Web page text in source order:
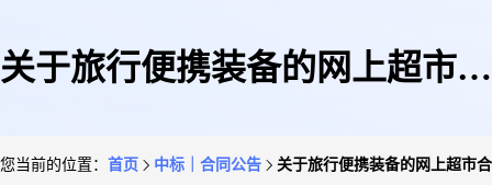
关于旅行便携装备的网上超市合
您当前的位置： 首页 中标｜合同公告 关于旅行便携装备的网上超市